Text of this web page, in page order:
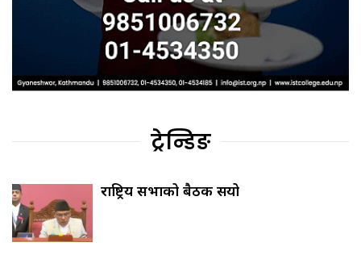
ट्रेन्डिङ
राष्ट्रिय सभाको बैठक सर्‍यो